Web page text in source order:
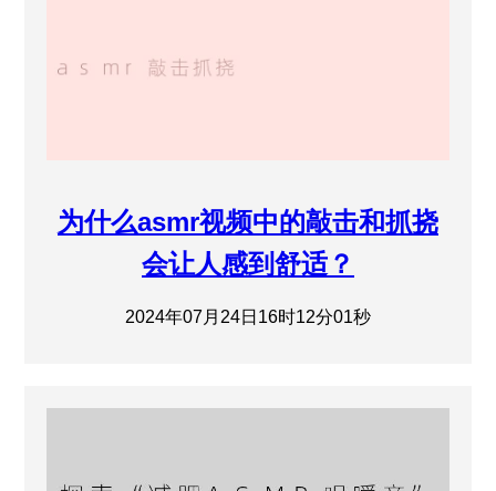
为什么asmr视频中的敲击和抓挠
会让人感到舒适？
2024年07月24日16时12分01秒